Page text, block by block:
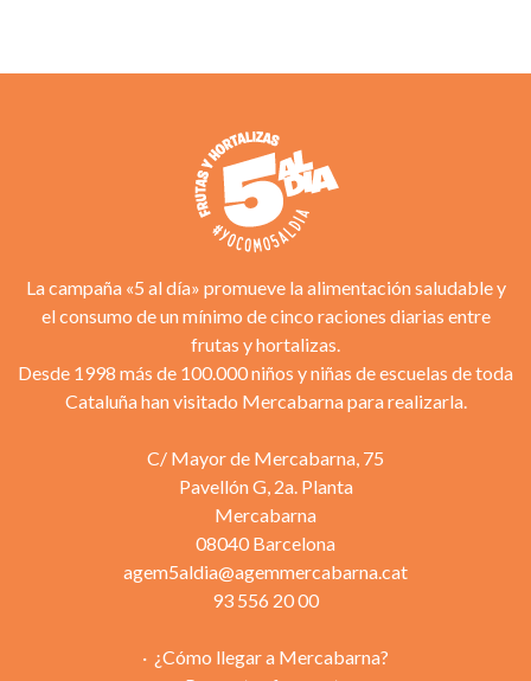
La campaña «5 al día» promueve la alimentación saludable y
el consumo de un mínimo de cinco raciones diarias entre
frutas y hortalizas.
Desde 1998 más de 100.000 niños y niñas de escuelas de toda
Cataluña han visitado Mercabarna para realizarla.
C/ Mayor de Mercabarna, 75
Pavellón G, 2a. Planta
Mercabarna
08040 Barcelona
agem5aldia@agemmercabarna.cat
93 556 20 00
¿Cómo llegar a Mercabarna?